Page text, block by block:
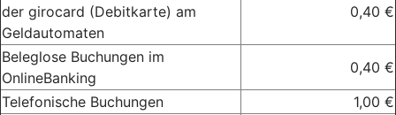
der girocard (Debitkarte) am
Geldautomaten
0,40 €
Beleglose Buchungen im
OnlineBanking
0,40 €
Telefonische Buchungen
1,00 €